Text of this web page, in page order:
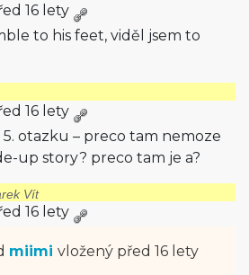
16 lety
to his feet, viděl jsem to
16 lety
otazku – preco tam nemoze
up story? preco tam je a?
Vít
16 lety
miimi vložený před 16 lety